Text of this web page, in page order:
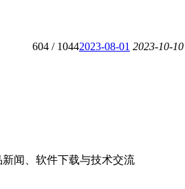
604 / 10442023-08-01 2023-10-
新闻、软件下载与技术交流